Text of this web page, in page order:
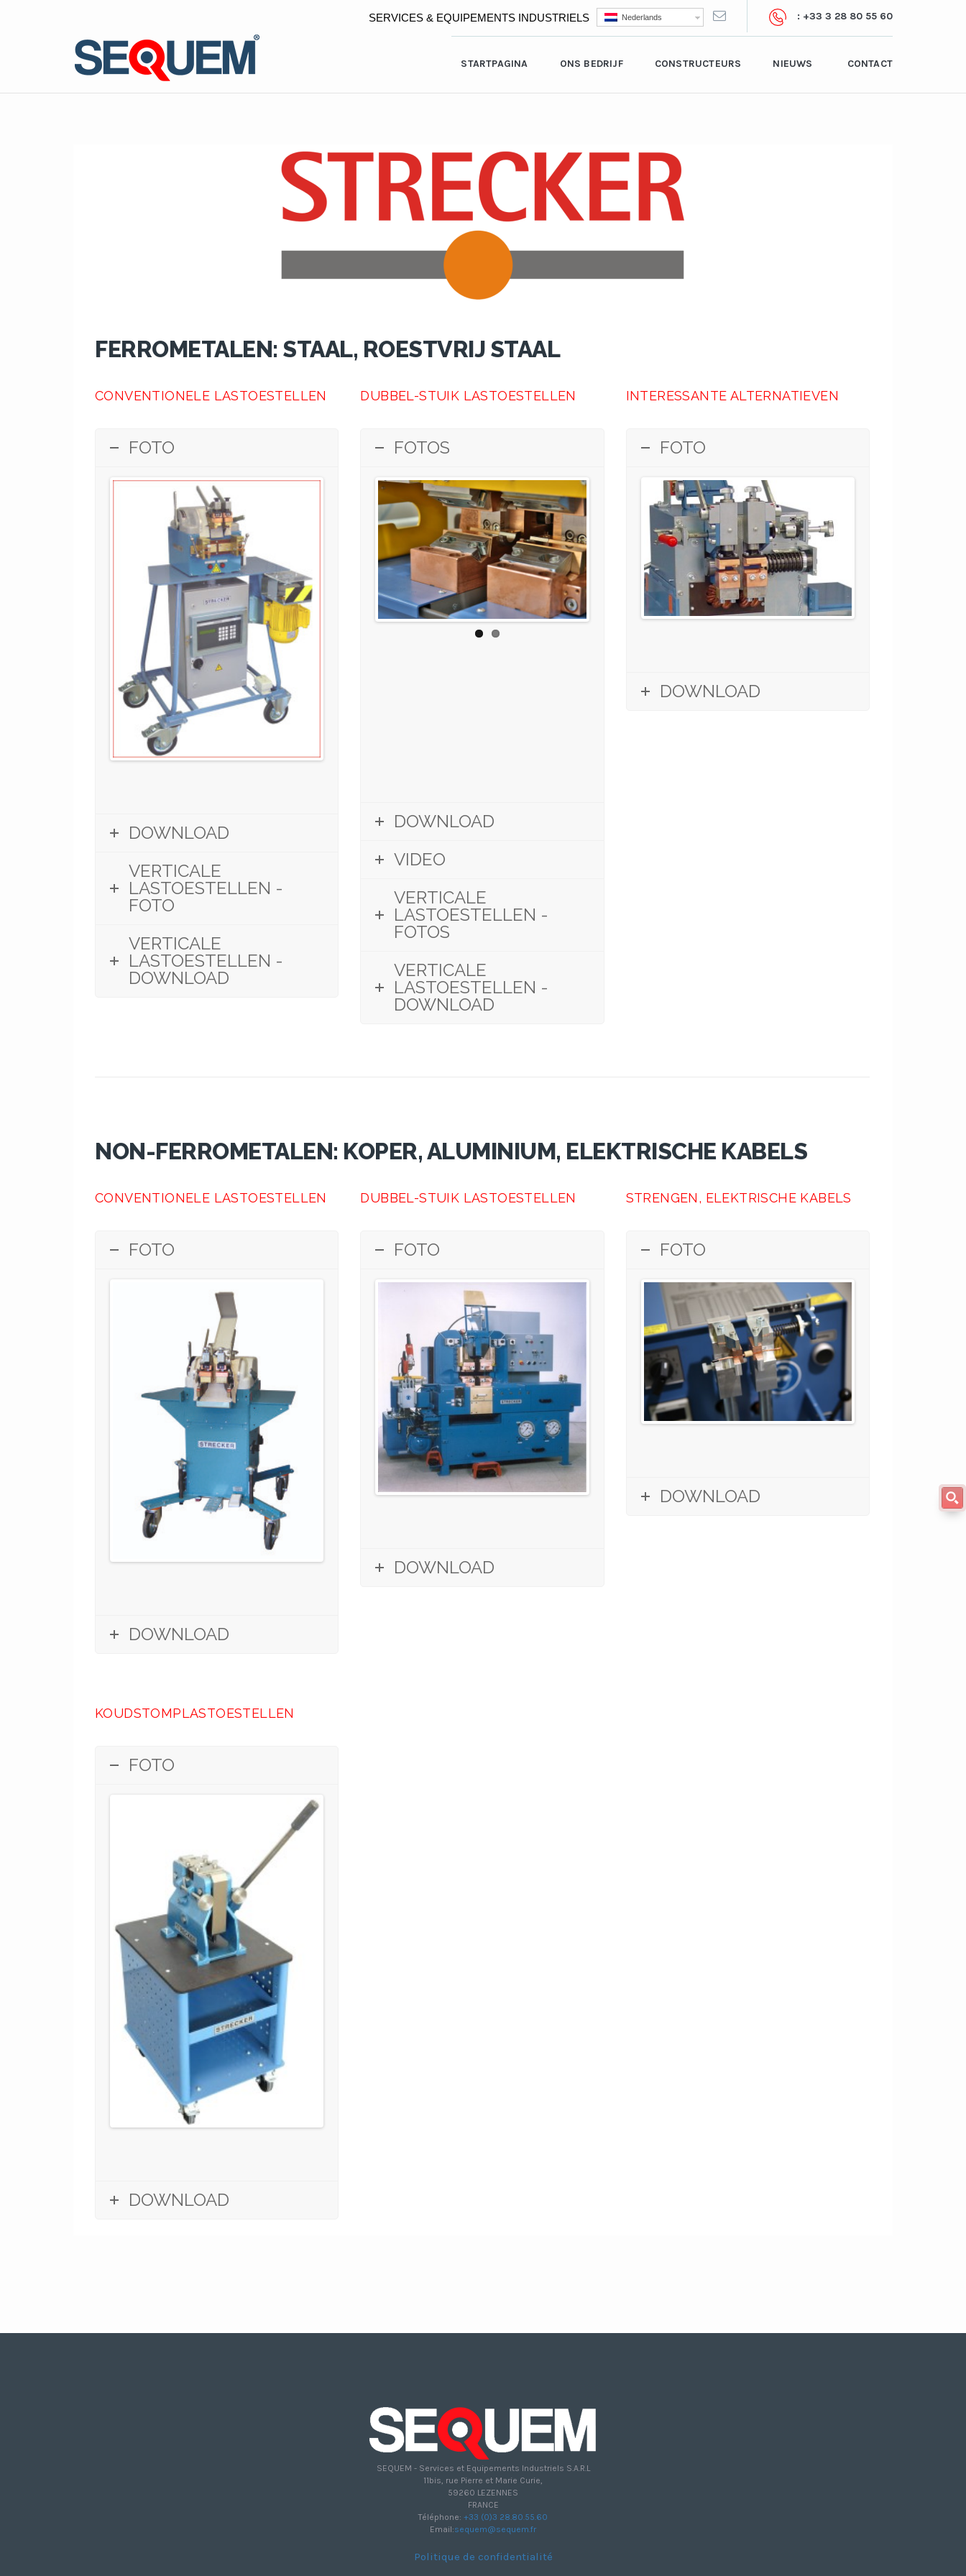
SERVICES & EQUIPEMENTS INDUSTRIELS Nederlands : +33 3 28 80 55 60
STARTPAGINA ONS BEDRIJF CONSTRUCTEURS NIEUWS CONTACT
FERROMETALEN: STAAL, ROESTVRIJ STAAL
CONVENTIONELE LASTOESTELLEN
FOTO
DOWNLOAD
VERTICALE
LASTOESTELLEN -
FOTO
VERTICALE
LASTOESTELLEN -
DOWNLOAD
DUBBEL-STUIK LASTOESTELLEN
FOTOS
DOWNLOAD
VIDEO
VERTICALE
LASTOESTELLEN -
FOTOS
VERTICALE
LASTOESTELLEN -
DOWNLOAD
INTERESSANTE ALTERNATIEVEN
FOTO
DOWNLOAD
NON-FERROMETALEN: KOPER, ALUMINIUM, ELEKTRISCHE KABELS
CONVENTIONELE LASTOESTELLEN
FOTO
DOWNLOAD
DUBBEL-STUIK LASTOESTELLEN
FOTO
DOWNLOAD
STRENGEN, ELEKTRISCHE KABELS
FOTO
DOWNLOAD
KOUDSTOMPLASTOESTELLEN
FOTO
DOWNLOAD
SEQUEM - Services et Equipements Industriels S.A.R.L
11bis, rue Pierre et Marie Curie,
59260 LEZENNES
FRANCE
Téléphone: +33 (0)3 28.80.55.60
Email:sequem@sequem.fr
Politique de confidentialité